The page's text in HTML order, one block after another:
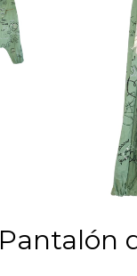
Pantalón